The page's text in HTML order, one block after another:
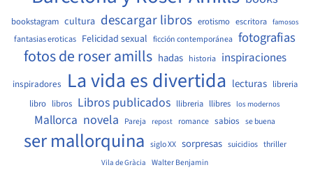
bookstagram cultura descargar libros erotismo escritora famosos
fantasias eroticas Felicidad sexual ficción contemporánea fotografias
fotos de roser amills hadas historia inspiraciones
inspiradores La vida es divertida lecturas libreria
libro libros Libros publicados llibreria llibres los modernos
Mallorca novela Pareja repost romance sabios se buena
ser mallorquina siglo XX sorpresas suicidios thriller
Vila de Gràcia Walter Benjamin